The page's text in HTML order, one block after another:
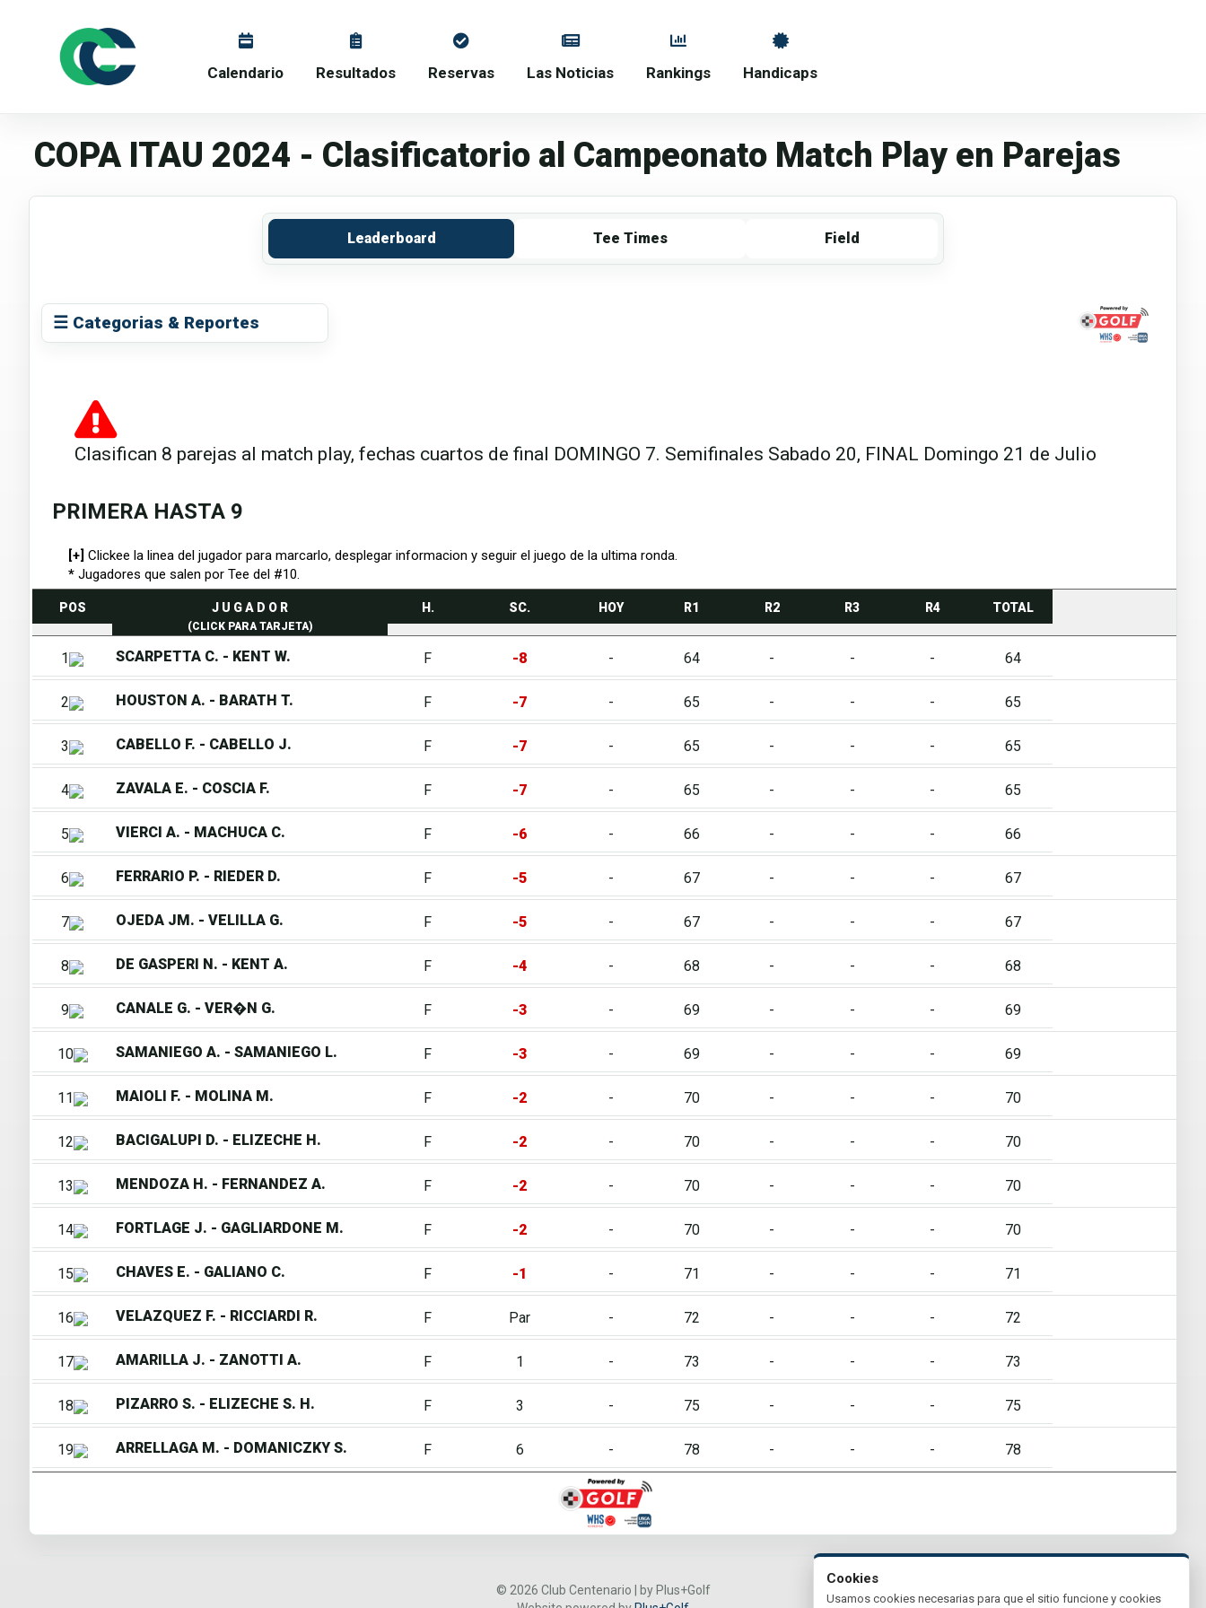
Calendario Resultados Reservas Las Noticias Rankings Handicaps
COPA ITAU 2024 - Clasificatorio al Campeonato Match Play en Parejas
Leaderboard Tee Times Field
☰ Categorias & Reportes
Clasifican 8 parejas al match play, fechas cuartos de final DOMINGO 7. Semifinales Sabado 20, FINAL Domingo 21 de Julio
PRIMERA HASTA 9
[+] Clickee la linea del jugador para marcarlo, desplegar informacion y seguir el juego de la ultima ronda.
* Jugadores que salen por Tee del #10.
POS J U G A D O R
(CLICK PARA TARJETA)
H. SC. HOY R1 R2 R3 R4 TOTAL
1 SCARPETTA C. - KENT W. F -8 - 64 - - - 64
2 HOUSTON A. - BARATH T. F -7 - 65 - - - 65
3 CABELLO F. - CABELLO J. F -7 - 65 - - - 65
4 ZAVALA E. - COSCIA F. F -7 - 65 - - - 65
5 VIERCI A. - MACHUCA C. F -6 - 66 - - - 66
6 FERRARIO P. - RIEDER D. F -5 - 67 - - - 67
7 OJEDA JM. - VELILLA G. F -5 - 67 - - - 67
8 DE GASPERI N. - KENT A. F -4 - 68 - - - 68
9 CANALE G. - VER�N G. F -3 - 69 - - - 69
10 SAMANIEGO A. - SAMANIEGO L. F -3 - 69 - - - 69
11 MAIOLI F. - MOLINA M. F -2 - 70 - - - 70
12 BACIGALUPI D. - ELIZECHE H. F -2 - 70 - - - 70
13 MENDOZA H. - FERNANDEZ A. F -2 - 70 - - - 70
14 FORTLAGE J. - GAGLIARDONE M. F -2 - 70 - - - 70
15 CHAVES E. - GALIANO C. F -1 - 71 - - - 71
16 VELAZQUEZ F. - RICCIARDI R. F Par - 72 - - - 72
17 AMARILLA J. - ZANOTTI A. F 1 - 73 - - - 73
18 PIZARRO S. - ELIZECHE S. H. F 3 - 75 - - - 75
19 ARRELLAGA M. - DOMANICZKY S. F 6 - 78 - - - 78
© 2026 Club Centenario | by Plus+Golf
Cookies
Usamos cookies necesarias para que el sitio funcione y cookies